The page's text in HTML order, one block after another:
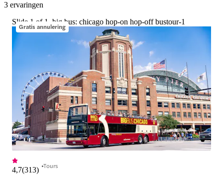
3 ervaringen
Gratis annulering
Slide 1 of 1, big bus: chicago hop-on hop-off bustour-1
4,7(313) Tours